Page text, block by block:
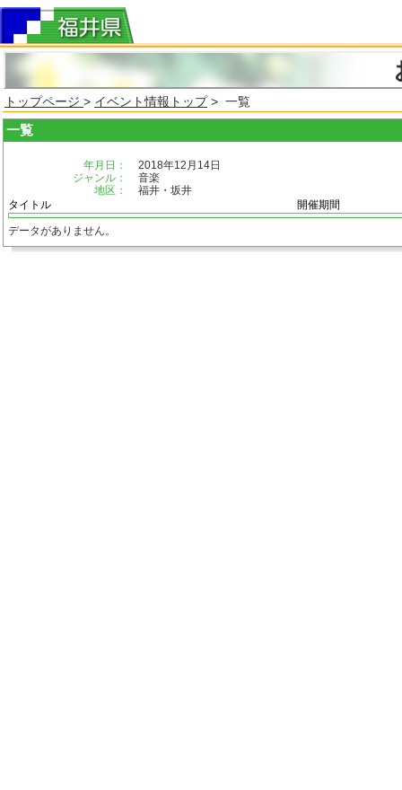
トップページ > イベント情報トップ> 一覧
一覧
年月日：
2018年12月14日
ジャンル：
音楽
地区：
福井・坂井
タイトル
開催期間
データがありません。